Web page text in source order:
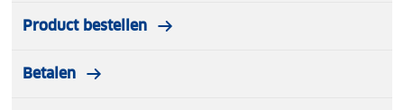
Product bestellen
Betalen